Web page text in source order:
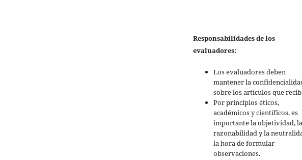
Responsabilidades de los
evaluadores:
Los evaluadores deben
mantener la
sobre los artículos que
Por principios éticos,
académicos y científicos, es
importante la objetividad, la
razonabilidad y la
la hora de formular
observaciones.